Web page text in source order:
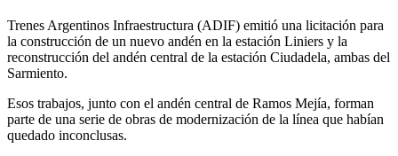
Trenes Argentinos Infraestructura (ADIF) emitió una licitación para
la construcción de un nuevo andén en la estación Liniers y la
reconstrucción del andén central de la estación Ciudadela, ambas del
Sarmiento.
Esos trabajos, junto con el andén central de Ramos Mejía, forman
parte de una serie de obras de modernización de la línea que habían
quedado inconclusas.